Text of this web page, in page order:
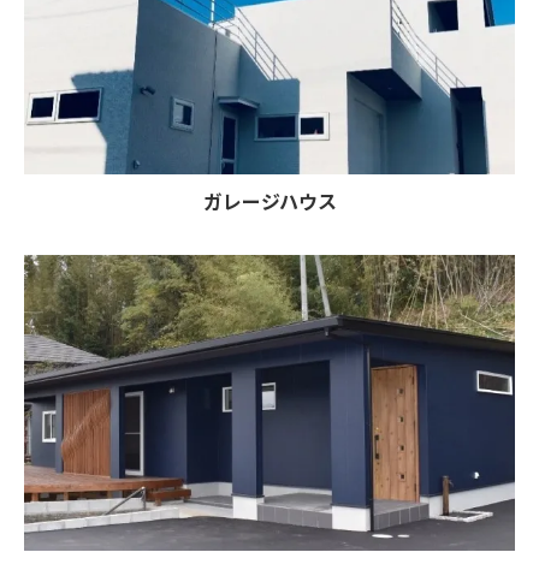
ガレージハウス